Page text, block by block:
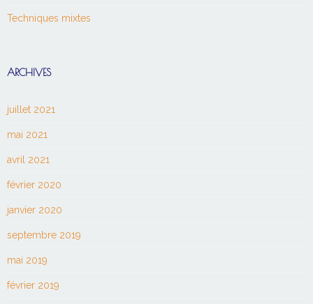
Techniques mixtes
ARCHIVES
juillet 2021
mai 2021
avril 2021
février 2020
janvier 2020
septembre 2019
mai 2019
février 2019